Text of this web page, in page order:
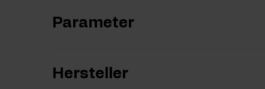
Parameter
Hersteller